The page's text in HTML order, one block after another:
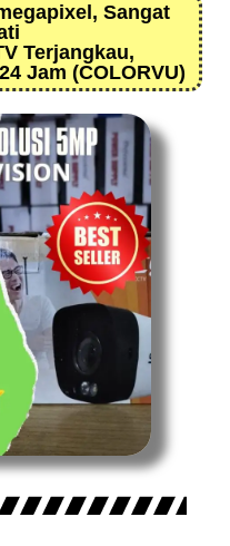
Sangat
Terjangkau,
Jam (COLORVU)